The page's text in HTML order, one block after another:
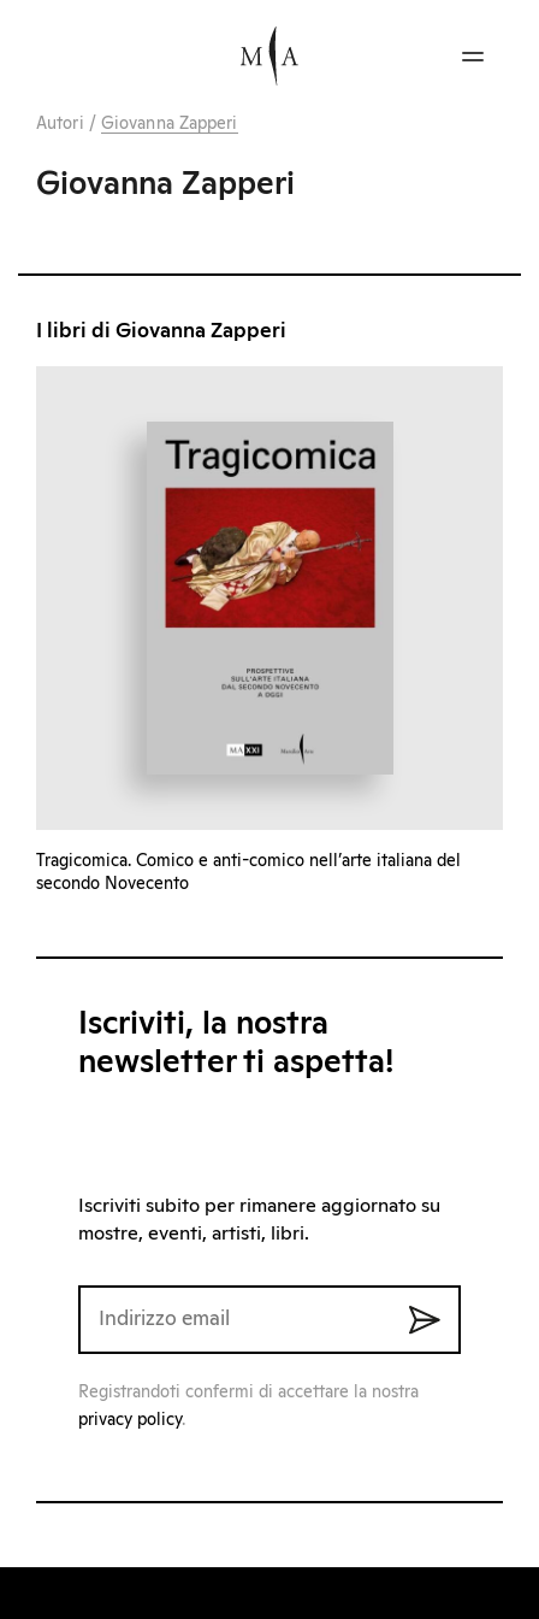
Autori / Giovanna Zapperi
Giovanna Zapperi
I libri di Giovanna Zapperi
Tragicomica. Comico e anti-comico nell’arte italiana del
secondo Novecento
Iscriviti, la nostra
newsletter ti aspetta!
Iscriviti subito per rimanere aggiornato su
mostre, eventi, artisti, libri.
Registrandoti confermi di accettare la nostra
privacy policy.